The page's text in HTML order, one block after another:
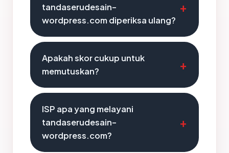
tandaserudesain-
wordpress.com diperiksa ulang?
Apakah skor cukup untuk
memutuskan?
ISP apa yang melayani
tandaserudesain-
wordpress.com?